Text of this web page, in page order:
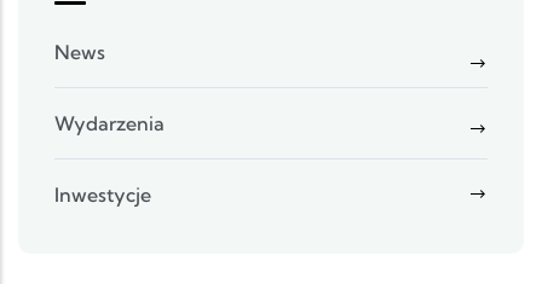
News
Wydarzenia
Inwestycje